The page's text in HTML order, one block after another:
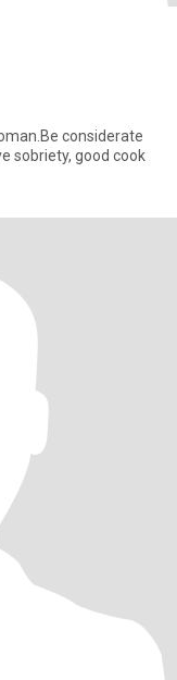
considerate
sobriety, good cook